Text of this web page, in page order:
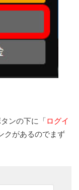
ンの下に「ログイ
クがあるのでまず